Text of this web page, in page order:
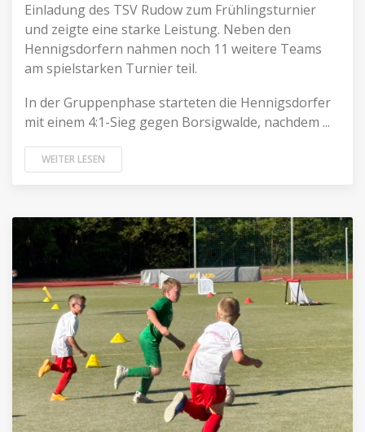
Einladung des TSV Rudow zum Frühlingsturnier
und zeigte eine starke Leistung. Neben den
Hennigsdorfern nahmen noch 11 weitere Teams
am spielstarken Turnier teil.
In der Gruppenphase starteten die Hennigsdorfer
mit einem 4:1-Sieg gegen Borsigwalde, nachdem ...
WEITER LESEN